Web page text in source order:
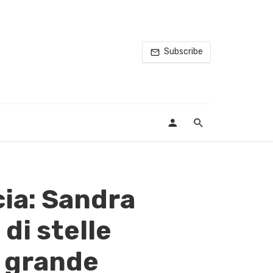
Subscribe
Sandra
di stelle